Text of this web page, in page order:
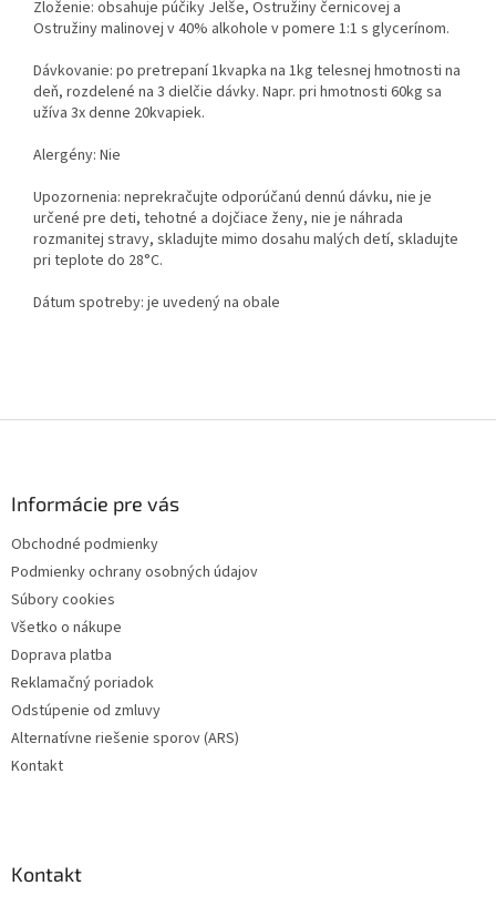
Zloženie: obsahuje púčiky Jelše, Ostružiny černicovej a
Ostružiny malinovej v 40% alkohole v pomere 1:1 s glycerínom.
Dávkovanie: po pretrepaní 1kvapka na 1kg telesnej hmotnosti na
deň, rozdelené na 3 dielčie dávky. Napr. pri hmotnosti 60kg sa
užíva 3x denne 20kvapiek.
Alergény: Nie
Upozornenia: neprekračujte odporúčanú dennú dávku, nie je
určené pre deti, tehotné a dojčiace ženy, nie je náhrada
rozmanitej stravy, skladujte mimo dosahu malých detí, skladujte
pri teplote do 28°C.
Dátum spotreby: je uvedený na obale
Informácie pre vás
Obchodné podmienky
Podmienky ochrany osobných údajov
Súbory cookies
Všetko o nákupe
Doprava platba
Reklamačný poriadok
Odstúpenie od zmluvy
Alternatívne riešenie sporov (ARS)
Kontakt
Kontakt